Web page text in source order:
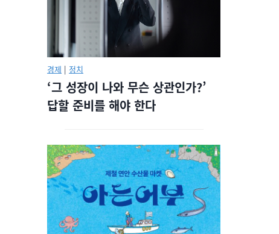
경제 | 정치
‘그 성장이 나와 무슨 상관인가?’
답할 준비를 해야 한다